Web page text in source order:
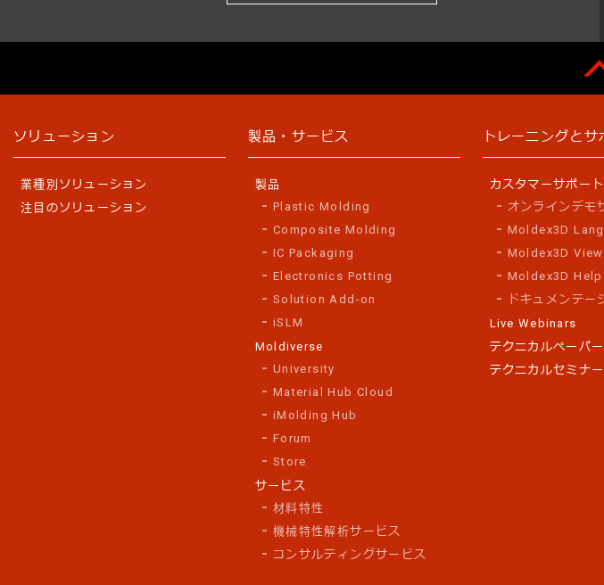
ソリューション
業種別ソリューション
注目のソリューション
製品・サービス
製品
Plastic Molding
Composite Molding
IC Packaging
Electronics Potting
Solution Add-on
iSLM
Moldiverse
University
Material Hub Cloud
iMolding Hub
Forum
Store
サービス
材料特性
機械特性解析サービス
コンサルティングサービス
トレーニングとサ
カスタマーサポート
オンラインデモ
Moldex3D
Moldex3D
Moldex3D Help
ドキュメンテー
Live Webinars
テクニカルペーパー
テクニカルセミナー